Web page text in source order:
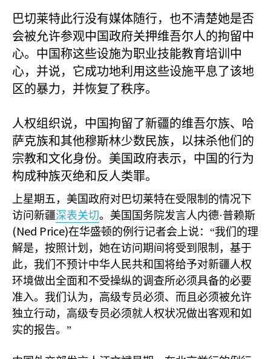
巴切莱特此行没有媒体随行，也不清楚她是否
会被允许参观中国政府关押维吾尔人的拘留中
心。中国称这些设施为职业技能教育培训中
心，并说，它成功地利用这些设施平息了该地
区的暴力，并恢复了秩序。
人权组织说，中国拘留了新疆的维吾尔族、哈
萨克族和其他穆斯林少数民族，以抹杀他们的
宗教和文化身份。美国政府表示，中国的行为
构成种族灭绝和反人类罪。
上星期五，美国政府对巴切莱特在受限制的情况下
访问新疆深表关切。美国国务院发言人内德·普赖斯
(Ned Price)在华盛顿的例行记者会上说：“我们的理
解是，按照计划，她在访问期间将受到限制，基于
此，我们不预计中华人民共和国将给予对新疆人权
环境做出全面和不受操纵的调查所必须具备的必要
准入。我们认为，高级专员必须、而且必须被允许
独立行动，高级专员必须就人权状况做出客观和如
实的报告。”